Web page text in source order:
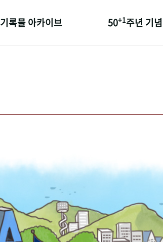
기록물 아카이브 50+1주년 기념